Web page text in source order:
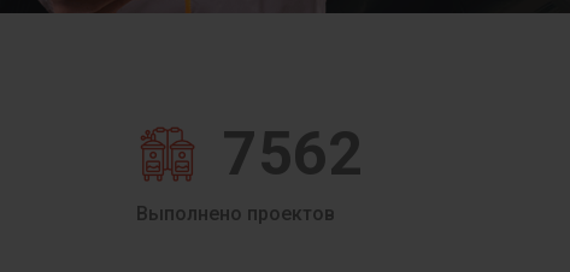
7562
Выполнено проектов